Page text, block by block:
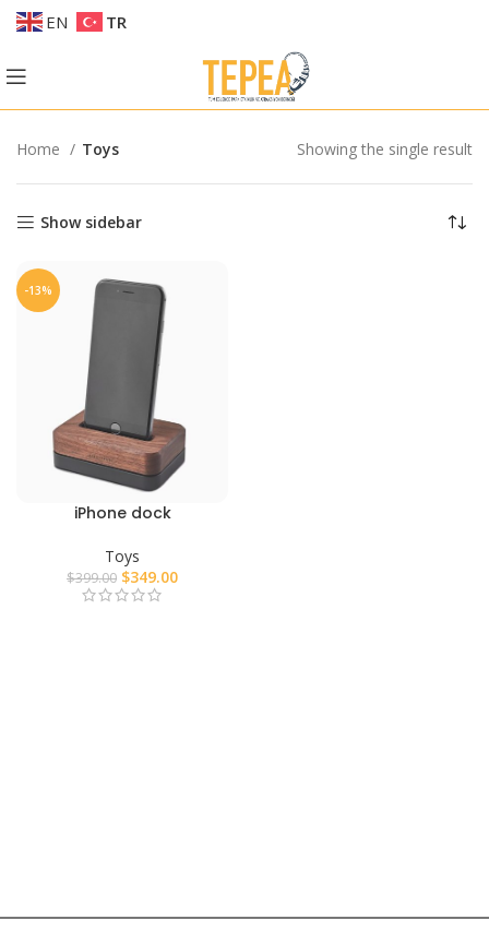
EN TR
Home Toys Showing the single result
Show sidebar
-13%
iPhone dock
Toys
$399.00 $349.00